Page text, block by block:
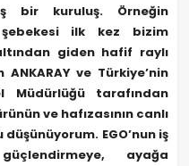
bir kuruluş. Örneğin
ilk kez bizim
giden hafif raylı
ve Türkiye’nin
Müdürlüğü tarafından
ve hafızasının canlı
EGO’nun iş
ayağa